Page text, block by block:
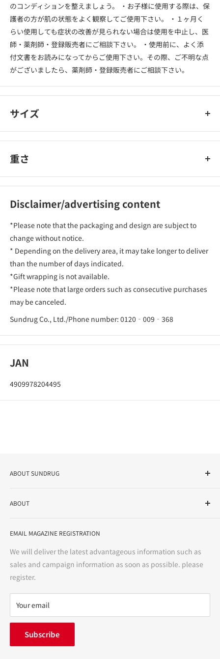
のコンディションを整えましょう。 ・お子様に使用する際は、保
護者の方が肌の状態をよく観察してご使用下さい。 ・１ヶ月く
らい使用しても症状の改善が見られない場合は使用を中止し、医
師・薬剤師・登録販売者にご相談下さい。 ・使用前に、よく添
付文書をお読みになってからご使用下さい。その際、ご不明な点
がございましたら、薬剤師・登録販売者にご相談下さい。
サイズ
重さ
Disclaimer/advertising content
*Please note that the packaging and design are subject to
change without notice.
* Depending on the delivery area, it may take longer to deliver
than the number of days indicated.
*Gift wrapping is not available.
*Please note that large orders such as consecutive purchases
may be canceled.
Sundrug Co., Ltd./Phone number: 0120‐009‐368
JAN
4909978204495
ABOUT SUNDRUG
variety store, we aim to realize a "healthy and prosperous
bright and enjoyable life every day."
ABOUT
Notation based on the Act on Specified Commercial
Precautions regarding medicines
terms of service
privacy policy
FAQ
inquiry
中途採用
EMAIL MAGAZINE REGISTRATION
We will deliver the latest advantageous information such as
sales and campaign information as soon as possible. please
register.
Your email
Subscribe